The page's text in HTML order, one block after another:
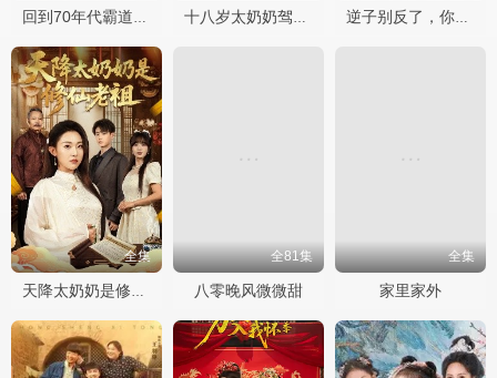
回到70年代霸道婆婆带我飞 十八岁太奶奶驾到重整家族荣耀2 逆子别反了，你爹我真是千古一帝
全集
天降太奶奶是修仙老祖
全81集
八零晚风微微甜
全集
家里家外